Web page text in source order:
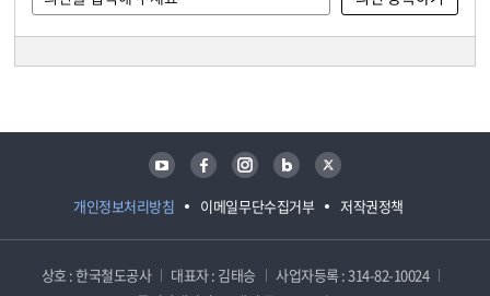
개인정보처리방침 이메일무단수집거부 저작권정책
유튜브 페이스북 인스타그램 블로그 트위터
상호 : 한국철도공사 대표자 : 김태승
사업자등록 : 314-82-10024